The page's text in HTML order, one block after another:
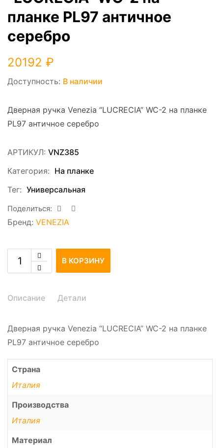
планке PL97 античное
серебро
20192 ₽
Доступность: В наличии
Дверная ручка Venezia “LUCRECIA” WC-2 на планке
PL97 античное серебро
АРТИКУЛ: VNZ385
Категория: На планке
Тег: Универсальная
Поделиться:
Бренд: VENEZIA
В КОРЗИНУ
Описание Детали
Дверная ручка Venezia “LUCRECIA” WC-2 на планке
PL97 античное серебро
Страна
Италия
Производства
Италия
Материал